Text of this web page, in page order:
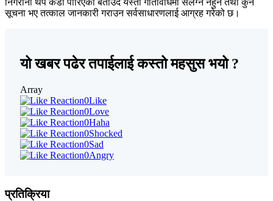
निगरानी थप कडा पारिएको बताउँदै यस्ता गतिविधिमा संलग्न नहुन तथा कुनै
सूचना भए तत्काल जानकारी गराउन सर्वसाधारणलाई आग्रह गरेको छ।
यो खबर पढेर तपाईलाई कस्तो महसुस भयो ?
Array
0Like
0Love
0Haha
0Shocked
0Sad
0Angry
प्रतिक्रिया